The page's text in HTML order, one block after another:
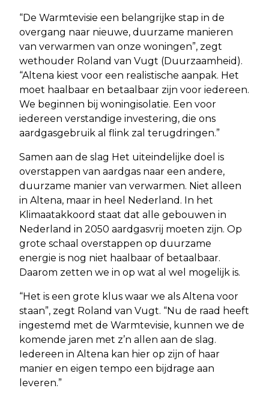
“De Warmtevisie een belangrijke stap in de
overgang naar nieuwe, duurzame manieren
van verwarmen van onze woningen”, zegt
wethouder Roland van Vugt (Duurzaamheid).
“Altena kiest voor een realistische aanpak. Het
moet haalbaar en betaalbaar zijn voor iedereen.
We beginnen bij woningisolatie. Een voor
iedereen verstandige investering, die ons
aardgasgebruik al flink zal terugdringen.”
Samen aan de slag Het uiteindelijke doel is
overstappen van aardgas naar een andere,
duurzame manier van verwarmen. Niet alleen
in Altena, maar in heel Nederland. In het
Klimaatakkoord staat dat alle gebouwen in
Nederland in 2050 aardgasvrij moeten zijn. Op
grote schaal overstappen op duurzame
energie is nog niet haalbaar of betaalbaar.
Daarom zetten we in op wat al wel mogelijk is.
“Het is een grote klus waar we als Altena voor
staan”, zegt Roland van Vugt. “Nu de raad heeft
ingestemd met de Warmtevisie, kunnen we de
komende jaren met z’n allen aan de slag.
Iedereen in Altena kan hier op zijn of haar
manier en eigen tempo een bijdrage aan
leveren.”